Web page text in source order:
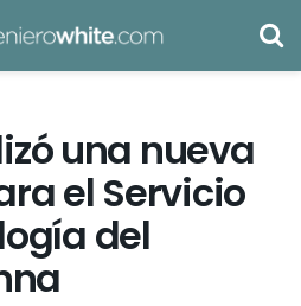
una nueva
el Servicio
del